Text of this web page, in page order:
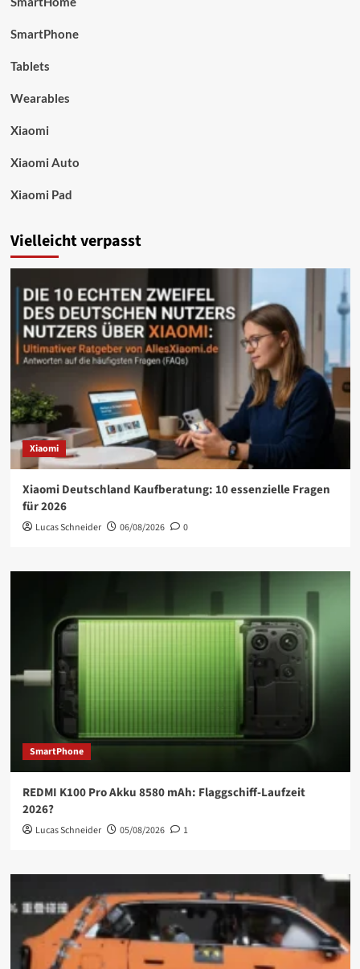
SmartPhone
Tablets
Wearables
Xiaomi
Xiaomi Auto
Xiaomi Pad
Vielleicht verpasst
Xiaomi
Xiaomi Deutschland Kaufberatung: 10 essenzielle Fragen
für 2026
Lucas Schneider 06/08/2026 0
SmartPhone
REDMI K100 Pro Akku 8580 mAh: Flaggschiff-Laufzeit
2026?
Lucas Schneider 05/08/2026 1